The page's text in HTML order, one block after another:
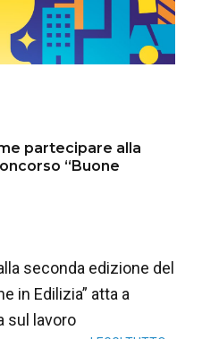
partecipare alla
“Buone
seconda edizione del
in Edilizia” atta a
sul lavoro